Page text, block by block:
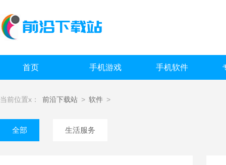
首页 手机游戏 手机软件
当前位置x： 前沿下载站 > 软件 >
全部 生活服务